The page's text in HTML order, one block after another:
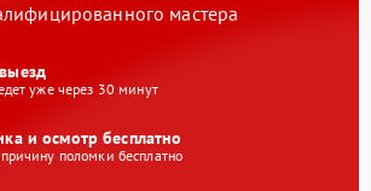
мастера
уже через 30 минут
и осмотр бесплатно
поломки бесплатно